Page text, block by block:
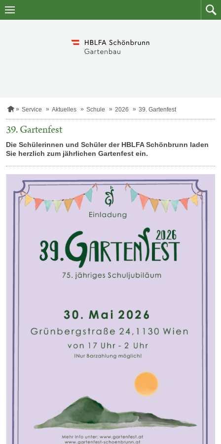
Zum
Zum
S
r
s
e
Service Aktuelles Schule 2026 39. Gartenfest
39. Gartenfest
Die Schülerinnen und Schüler der HBLFA Schönbrunn laden
Sie herzlich zum jährlichen Gartenfest ein.